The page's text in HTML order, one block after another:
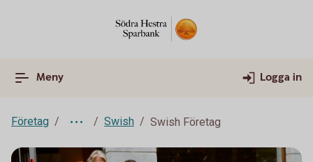
Meny Logga in
Företag Swish Swish Företag